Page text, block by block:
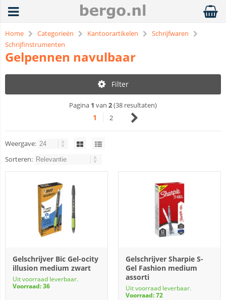
Home Categorieën Kantoorartikelen
Schrijfwaren
Schrijfinstrumenten
Gelpennen navulbaar
Filter
Pagina 1 van 2(38 resultaten)
1 2
Weergave:
Sorteren:
Gelschrijver Bic Gel-ocity
illusion medium zwart
Uit voorraad leverbaar.
Voorraad: 36
Gelschrijver Sharpie S-
Gel Fashion medium
assorti
Uit voorraad leverbaar.
Voorraad: 72